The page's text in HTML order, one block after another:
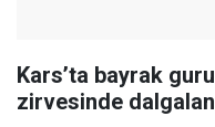
Kars’ta bayrak
zirvesinde